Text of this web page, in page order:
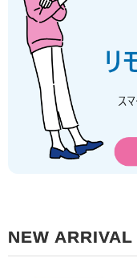
NEW ARRIVAL